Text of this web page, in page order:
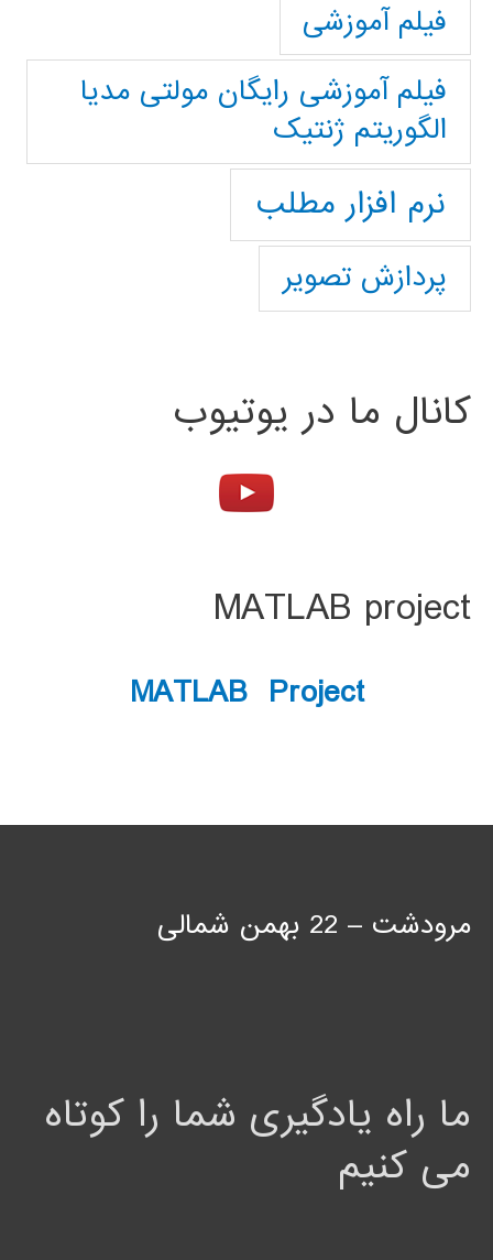
فیلم آموزشی
فیلم آموزشی رایگان مولتی مدیا
الگوریتم ژنتیک
نرم افزار مطلب
پردازش تصویر
کانال ما در یوتیوب
MATLAB project
MATLAB Project
مرودشت – 22 بهمن شمالی
ما راه یادگیری شما را کوتاه
می کنیم